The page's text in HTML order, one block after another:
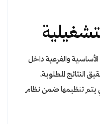
والفرعية داخل
النتائج المطلوبة،
يتم تنظيمها ضمن نظام